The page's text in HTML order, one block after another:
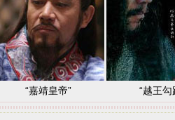
“嘉靖皇帝” “越王勾